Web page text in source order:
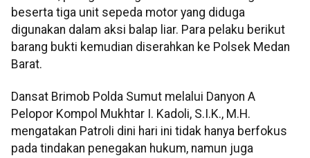
beserta tiga unit sepeda motor yang diduga
digunakan dalam aksi balap liar. Para pelaku berikut
barang bukti kemudian diserahkan ke Polsek Medan
Barat.
Dansat Brimob Polda Sumut melalui Danyon A
Pelopor Kompol Mukhtar I. Kadoli, S.I.K., M.H.
mengatakan Patroli dini hari ini tidak hanya berfokus
pada tindakan penegakan hukum, namun juga